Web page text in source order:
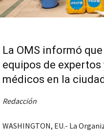
La OMS informó
equipos de
médicos en la
Redacción
WASHINGTON, EU.- La